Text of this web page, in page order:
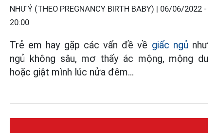
NHƯ Ý (THEO PREGNANCY BIRTH BABY) | 06/06/2022 -
20:00
Trẻ em hay gặp các vấn đề về giấc ngủ như
ngủ không sâu, mơ thấy ác mộng, mộng du
hoặc giật mình lúc nửa đêm…